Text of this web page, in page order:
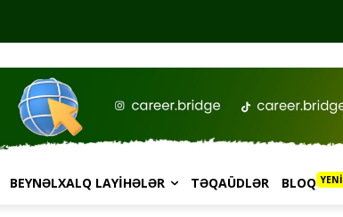
BEYNƏLXALQ LAYIHƏLƏR TƏQAÜDLƏR BLOQ YENİ